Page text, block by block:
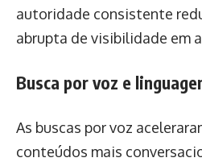
autoridade consistente
abrupta de visibilidade em
Busca por voz e
As buscas por voz
conteúdos mais